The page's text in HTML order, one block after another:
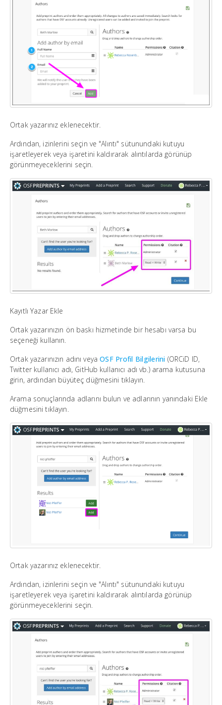
Ortak yazarınız eklenecektir.
Ardından, izinlerini seçin ve "Alıntı" sütunundaki kutuyu
işaretleyerek veya işaretini kaldırarak alıntılarda görünüp
görünmeyeceklerini seçin.
Kayıtlı Yazar Ekle
Ortak yazarınızın ön baskı hizmetinde bir hesabı varsa bu
seçeneği kullanın.
Ortak yazarınızın adını veyaOSF Profil Bilgilerini (ORCiD ID,
Twitter kullanıcı adı, GitHub kullanıcı adı vb.) arama kutusuna
girin, ardından büyüteç düğmesini tıklayın.
Arama sonuçlarında adlarını bulun ve adlarının yanındaki Ekle
düğmesini tıklayın.
Ortak yazarınız eklenecektir.
Ardından, izinlerini seçin ve "Alıntı" sütunundaki kutuyu
işaretleyerek veya işaretini kaldırarak alıntılarda görünüp
görünmeyeceklerini seçin.